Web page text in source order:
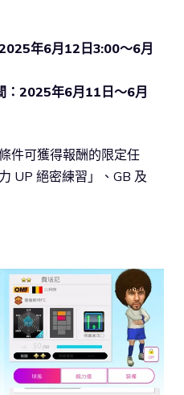
年6月12日3:00～6月
：2025年6月11日～6月
件可獲得報酬的限定任
UP 絕密練習」、GB 及